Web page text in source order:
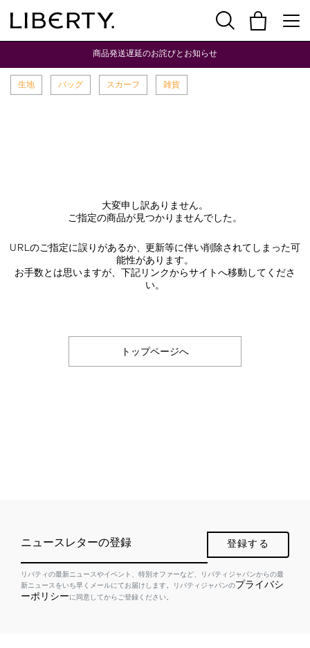
商品発送遅延のお詫びとお知らせ
生地 バッグ スカーフ 雑貨
大変申し訳ありません。
ご指定の商品が見つかりませんでした。
URLのご指定に誤りがあるか、更新等に伴い削除されてしまった可
能性があります。
お手数とは思いますが、下記リンクからサイトへ移動してくださ
い。
トップページへ
ニュースレターの登録 登録する
リバティの最新ニュースやイベント、特別オファーなど、リバティジャパンからの最
新ニュースをいち早くメールにてお届けします。リバティジャパンのプライバシ
ーポリシーに同意してからご登録ください。